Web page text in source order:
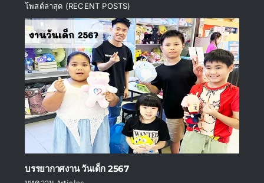
โพสต์ล่าสุด (RECENT POSTS)
บรรยากาศงาน วันเด็ก 2567